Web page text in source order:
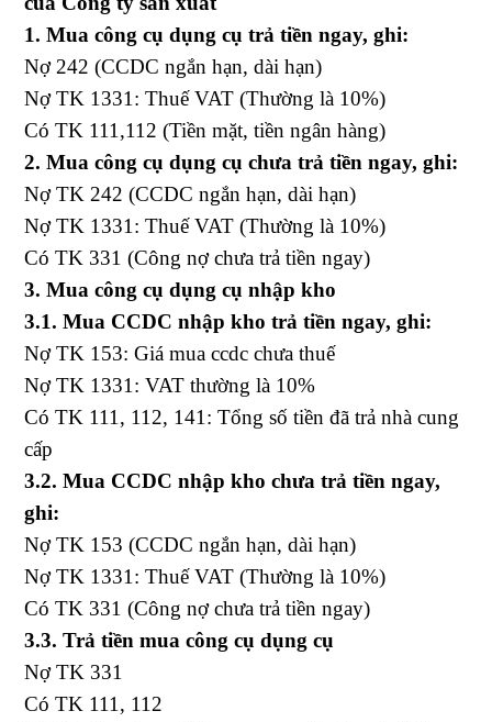
1. Mua công cụ dụng cụ trả tiền ngay, ghi:
Nợ 242 (CCDC ngắn hạn, dài hạn)
Nợ TK 1331: Thuế VAT (Thường là 10%)
Có TK 111,112 (Tiền mặt, tiền ngân hàng)
2. Mua công cụ dụng cụ chưa trả tiền ngay, ghi:
Nợ TK 242 (CCDC ngắn hạn, dài hạn)
Nợ TK 1331: Thuế VAT (Thường là 10%)
Có TK 331 (Công nợ chưatrả tiền ngay)
3. Mua công cụ dụng cụ nhập kho
3.1. Mua CCDC nhập kho trả tiền ngay, ghi:
Nợ TK 153: Giá mua ccdc chưa thuế
Nợ TK 1331: VAT thường là 10%
Có TK 111, 112, 141: Tổng số tiền đã trả nhà cung
cấp
3.2. Mua CCDC nhập kho chưa trả tiền ngay,
ghi:
Nợ TK 153 (CCDC ngắn hạn, dài hạn)
Nợ TK 1331: Thuế VAT (Thường là 10%)
Có TK 331 (Công nợ chưa trả tiền ngay)
3.3. Trả tiền mua công cụ dụng cụ
Nợ TK 331
Có TK 111, 112